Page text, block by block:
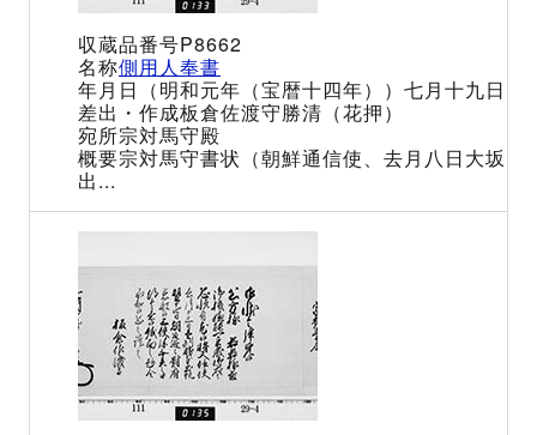
P8662
側用人奉書
（明和元年（宝暦十四年））七月十九日
板倉佐渡守勝清（花押）
宗対馬守殿
宗対馬守書状（朝鮮通信使、去月八日大坂
出...